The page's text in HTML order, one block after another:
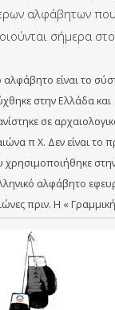
αλφάβητων που
σήμερα
αλφάβητο είναι το
στην Ελλάδα και
σε
π Χ. Δεν είναι το
αλφάβητο
πριν. Η «